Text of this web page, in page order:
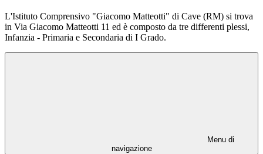
L'Istituto Comprensivo "Giacomo Matteotti" di Cave (RM) si trova
in Via Giacomo Matteotti 11 ed è composto da tre differenti plessi,
Infanzia - Primaria e Secondaria di I Grado.
Menu di
navigazione